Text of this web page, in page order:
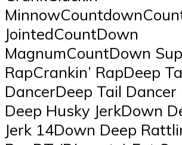
JointedCountDown
MagnumCountDown
RapCrankin’ RapDeep
DancerDeep Tail
Deep Husky JerkDown
Jerk 14Down Deep